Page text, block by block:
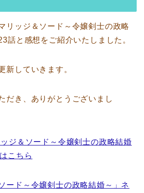
リッジ＆ソード～令嬢剣士の政略
話と感想をご紹介いたしました。
新していきます。
だき、ありがとうございまし
ッジ＆ソード～令嬢剣士の政略結婚
こちら
ード～令嬢剣士の政略結婚～」ネ